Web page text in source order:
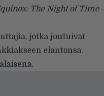
The Night of Time-
jotka joutuivat
elantonsa.